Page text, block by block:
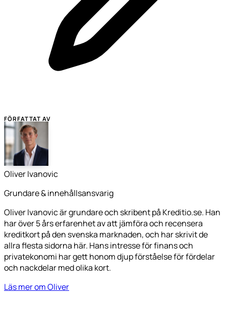
FÖRFATTAT AV
Oliver Ivanovic
Grundare & innehållsansvarig
Oliver Ivanovic är grundare och skribent på Kreditio.se. Han
har över 5 års erfarenhet av att jämföra och recensera
kreditkort på den svenska marknaden, och har skrivit de
allra flesta sidorna här. Hans intresse för finans och
privatekonomi har gett honom djup förståelse för fördelar
och nackdelar med olika kort.
Läs mer om Oliver